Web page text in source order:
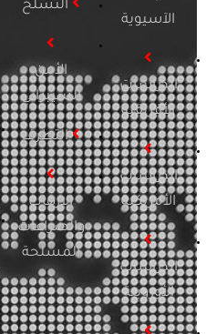
الآسيوية
الدراسات
الأفريقية
الدراسات
الأمريكية
الدراسات
الأوروبية
التسلح
الأمن
السيبراني
التطرف
الإرهاب
والصراعات
المسلحة